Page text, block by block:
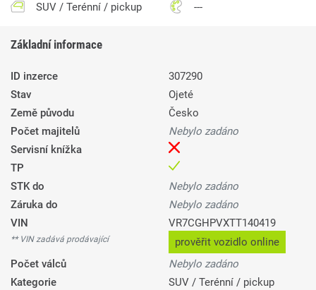
SUV / Terénní / pickup ---
Základní informace
ID inzerce
307290
Stav
Ojeté
Země původu
Česko
Počet majitelů
Nebylo zadáno
Servisní knížka
TP
STK do
Nebylo zadáno
Záruka do
Nebylo zadáno
VIN
** VIN zadává prodávající
VR7CGHPVXTT140419
prověřit vozidlo online
Počet válců
Nebylo zadáno
Kategorie
SUV / Terénní / pickup